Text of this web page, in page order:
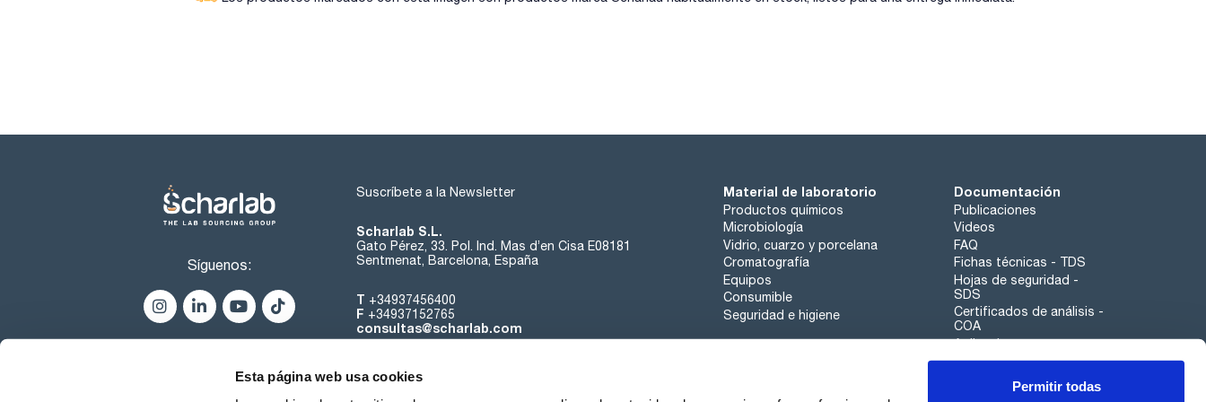
Esta página web usa cookies
Permitir todas
plomo (Pb): max. 10 ppm
Síguenos:
Suscríbete a la Newsletter
Scharlab S.L.
Gato Pérez, 33. Pol. Ind. Mas d’en Cisa E08181
Sentmenat, Barcelona, España
T +34937456400
F +34937152765
consultas@scharlab.com
Material de laboratorio
Productos químicos
Microbiología
Vidrio, cuarzo y porcelana
Cromatografía
Equipos
Consumible
Seguridad e higiene
Documentación
Publicaciones
Videos
FAQ
Fichas técnicas - TDS
Hojas de seguridad -
SDS
Certificados de análisis -
COA
Aplicaciones
Tabla Periódica